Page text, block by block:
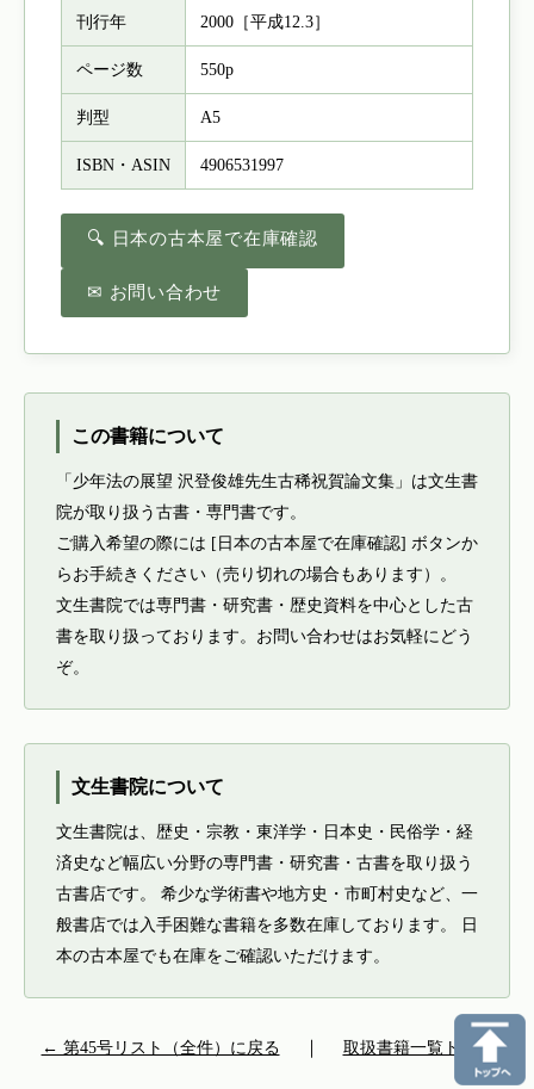
刊行年 2000［平成12.3］
ページ数 550p
判型 A5
ISBN・ASIN 4906531997
🔍 日本の古本屋で在庫確認
✉ お問い合わせ
この書籍について
「少年法の展望 沢登俊雄先生古稀祝賀論文集」は文生書
院が取り扱う古書・専門書です。
ご購入希望の際には [日本の古本屋で在庫確認] ボタンか
らお手続きください（売り切れの場合もあります）。
文生書院では専門書・研究書・歴史資料を中心とした古
書を取り扱っております。お問い合わせはお気軽にどう
ぞ。
文生書院について
文生書院は、歴史・宗教・東洋学・日本史・民俗学・経
済史など幅広い分野の専門書・研究書・古書を取り扱う
古書店です。 希少な学術書や地方史・市町村史など、一
般書店では入手困難な書籍を多数在庫しております。 日
本の古本屋でも在庫をご確認いただけます。
← 第45号リスト（全件）に戻る 取扱書籍一覧トップ